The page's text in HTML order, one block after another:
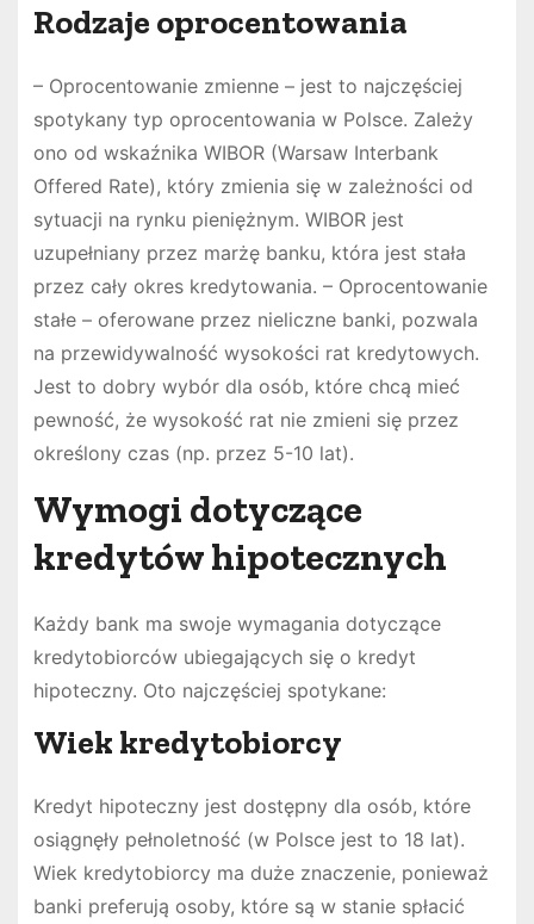
Rodzaje oprocentowania
– Oprocentowanie zmienne – jest to najczęściej
spotykany typ oprocentowania w Polsce. Zależy
ono od wskaźnika WIBOR (Warsaw Interbank
Offered Rate), który zmienia się w zależności od
sytuacji na rynku pieniężnym. WIBOR jest
uzupełniany przez marżę banku, która jest stała
przez cały okres kredytowania. – Oprocentowanie
stałe – oferowane przez nieliczne banki, pozwala
na przewidywalność wysokości rat kredytowych.
Jest to dobry wybór dla osób, które chcą mieć
pewność, że wysokość rat nie zmieni się przez
określony czas (np. przez 5-10 lat).
Wymogi dotyczące
kredytów hipotecznych
Każdy bank ma swoje wymagania dotyczące
kredytobiorców ubiegających się o kredyt
hipoteczny. Oto najczęściej spotykane:
Wiek kredytobiorcy
Kredyt hipoteczny jest dostępny dla osób, które
osiągnęły pełnoletność (w Polsce jest to 18 lat).
Wiek kredytobiorcy ma duże znaczenie, ponieważ
banki preferują osoby, które są w stanie spłacić